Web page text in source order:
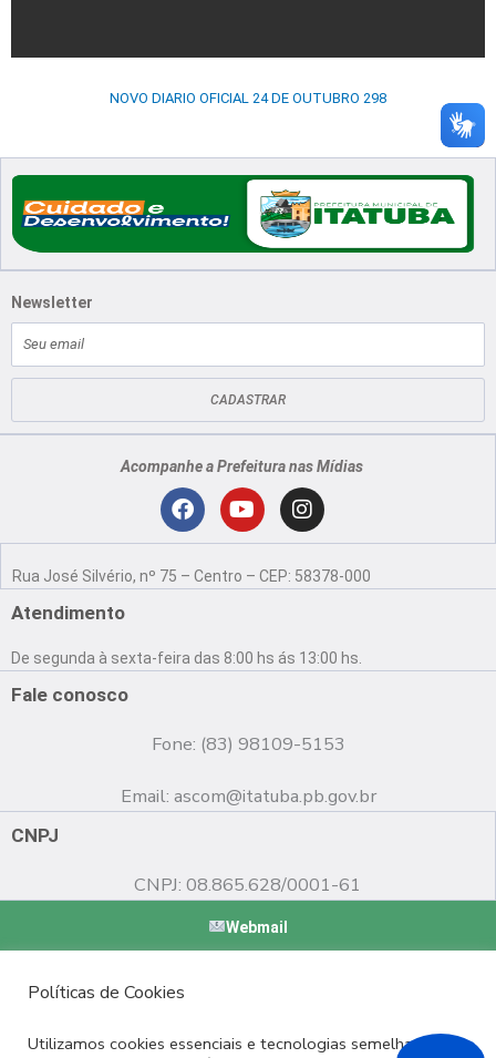
NOVO DIARIO OFICIAL 24 DE OUTUBRO 298
Newsletter
mail
CADASTRAR
Acompanhe a Prefeitura nas Mídias
F
c
o
o
Y
u
b
e
I
n
s
g
r
Rua José Silvério, nº 75 – Centro – CEP: 58378-000
Atendimento
De segunda à sexta-feira das 8:00 hs ás 13:00 hs.
Fale conosco
Fone: (83) 98109-5153
Email: ascom@itatuba.pb.gov.br
CNPJ
CNPJ: 08.865.628/0001-61
Webmail
Políticas de Cookies
Utilizamos cookies essenciais e tecnologias semelhantes de